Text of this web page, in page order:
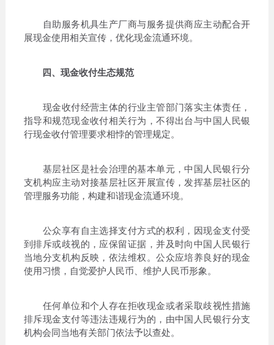
自助服务机具生产厂商与服务提供商应主动配合开
展现金使用相关宣传，优化现金流通环境。
四、现金收付生态规范
现金收付经营主体的行业主管部门落实主体责任，
指导和规范现金收付相关行为，不得出台与中国人民银
行现金收付管理要求相悖的管理规定。
基层社区是社会治理的基本单元，中国人民银行分
支机构应主动对接基层社区开展宣传，发挥基层社区的
管理服务功能，构建和谐现金流通环境。
公众享有自主选择支付方式的权利，因现金支付受
到排斥或歧视的，应保留证据，并及时向中国人民银行
当地分支机构反映，依法维权。公众应培养良好的现金
使用习惯，自觉爱护人民币、维护人民币形象。
任何单位和个人存在拒收现金或者采取歧视性措施
排斥现金支付等违法违规行为的，由中国人民银行分支
机构会同当地有关部门依法予以查处。